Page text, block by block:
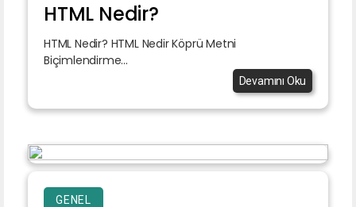
HTML Nedir?
HTML Nedir? HTML Nedir Köprü Metni
Biçimlendirme...
Devamını Oku
GENEL